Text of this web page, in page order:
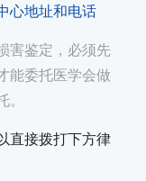
心地址和电话
害鉴定，必须先
能委托医学会做
直接拨打下方律